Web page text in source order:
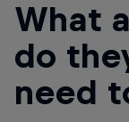
What
do
need